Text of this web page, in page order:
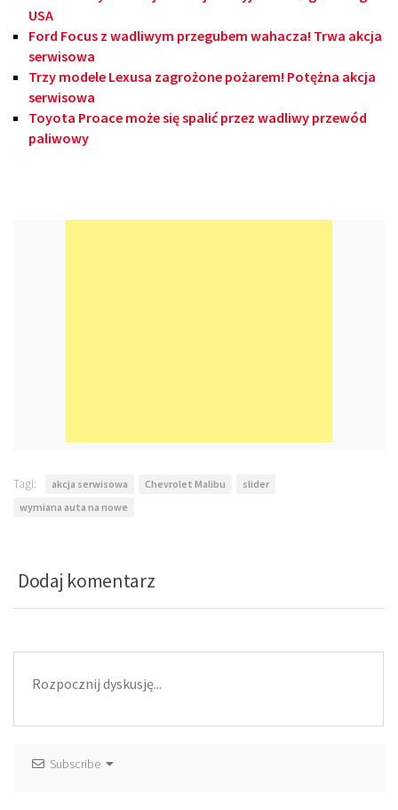
USA
Ford Focus z wadliwym przegubem wahacza! Trwa akcja
serwisowa
Trzy modele Lexusa zagrożone pożarem! Potężna akcja
serwisowa
Toyota Proace może się spalić przez wadliwy przewód
paliwowy
Tagi: akcja serwisowa Chevrolet Malibu
slider
wymiana auta na nowe
Dodaj komentarz
Subscribe